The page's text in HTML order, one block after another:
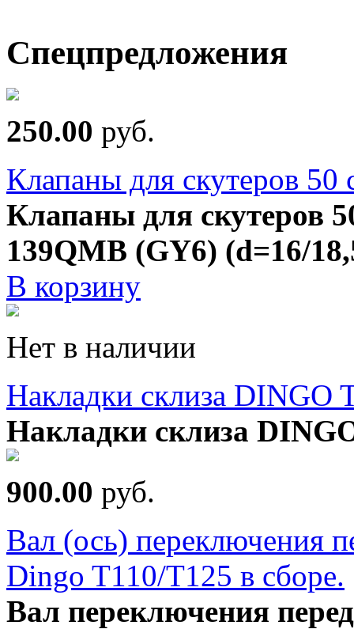
Спецпредложения
250.00 руб.
Клапаны для скутеров
Клапаны для скутеров
139QMB (GY6) (d=16/
В корзину
Нет в наличии
Накладки склиза DINGO
Накладки склиза
900.00 руб.
Вал (ось) переключения
Dingo T110/T125 в сборе.
Вал переключения